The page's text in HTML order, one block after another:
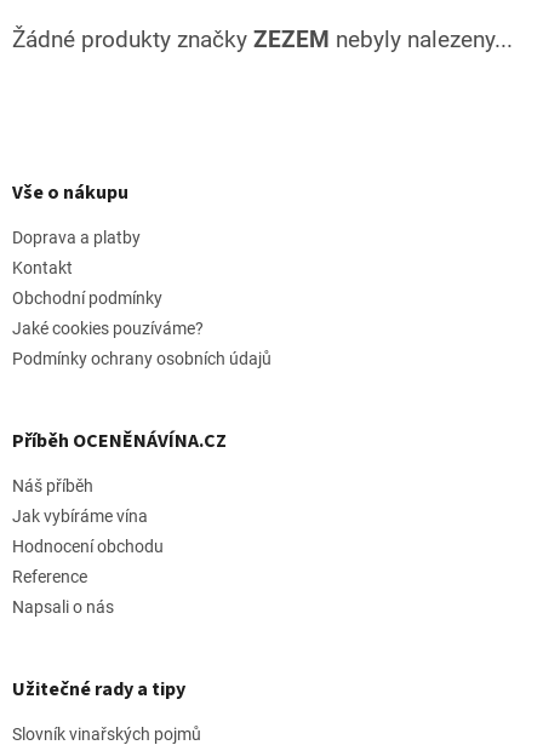
Žádné produkty značky ZEZEM nebyly nalezeny...
pVše o nákupu
Doprava a platby
Kontakt
Obchodní podmínky
Jaké cookies pouzíváme?
Podmínky ochrany osobních údajů
Příběh OCENĚNÁVÍNA.CZ
Náš příběh
Jak vybíráme vína
Hodnocení obchodu
Reference
Napsali o nás
Užitečné rady a tipy
Slovník vinařských pojmů